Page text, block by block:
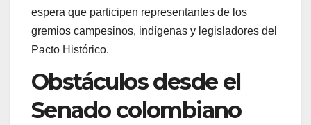
espera que participen representantes de los
gremios campesinos, indígenas y legisladores del
Pacto Histórico.
Obstáculos desde el
Senado colombiano